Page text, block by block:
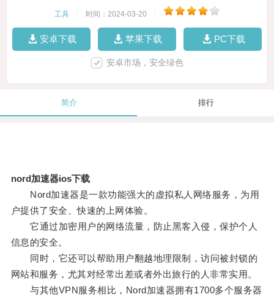
工具 时间：2024-03-20
安卓下载 苹果下载 PC下载
安卓市场，安全绿色
简介 排行
nord加速器ios下载
Nord加速器是一款功能强大的虚拟私人网络服务，为用
户提供了安全、快速的上网体验。
它通过加密用户的网络流量，防止黑客入侵，保护个人
信息的安全。
同时，它还可以帮助用户翻越地理限制，访问被封锁的
网站和服务，尤其对经常出差或者外出旅行的人非常实用。
与其他VPN服务相比，Nord加速器拥有1700多个服务器